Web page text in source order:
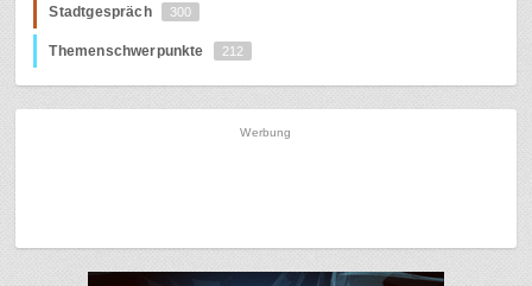
Stadtgespräch 300
Themenschwerpunkte 212
Werbung